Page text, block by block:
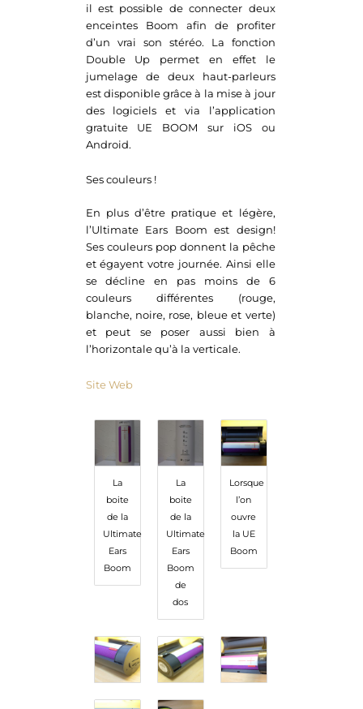
il est possible de connecter deux
enceintes Boom afin de profiter
d’un vrai son stéréo. La fonction
Double Up permet en effet le
jumelage de deux haut-parleurs
est disponible grâce à la mise à jour
des logiciels et via l’application
gratuite UE BOOM sur iOS ou
Android.
Ses couleurs !
En plus d’être pratique et légère,
l’Ultimate Ears Boom est design!
Ses couleurs pop donnent la pêche
et égayent votre journée. Ainsi elle
se décline en pas moins de 6
couleurs différentes (rouge,
blanche, noire, rose, bleue et verte)
et peut se poser aussi bien à
l’horizontale qu’à la verticale.
Site Web
La
boite
de la
Ultimate
Ears
Boom
La
boite
de la
Ultimate
Ears
Boom
de
dos
Lorsque
l’on
ouvre
la UE
Boom